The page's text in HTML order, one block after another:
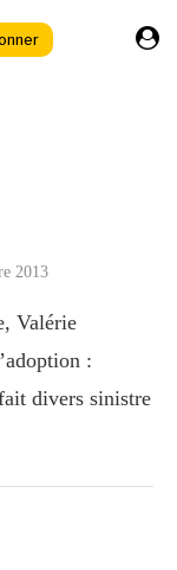
2013
Valérie
:
divers sinistre